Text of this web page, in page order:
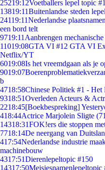
25219:12Voetballers lepel topic
13819:11Buitenlandse steden
24119:11Nederlandse
een bord telt
9719:11 Aanbrengen
11019:08GTA VI #12 GTA VI
Netflix/YT
6019:08Is het vreemdgaan als je
9019:07
b
4718:58Chinese Politiek #1 - Het
9318:51Overleden Acteurs &
2218:45[Boekbespreking]
418:44Actrice Marjolein Sligte
14318:31FOK!ers die stoppen
7718:14De neergang van
417:54Nederlandse industrie
machinebouw
4317:51Dierenlepeltopic #150
14317:50